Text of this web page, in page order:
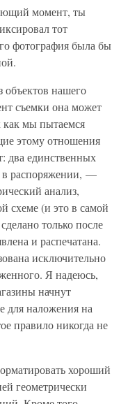
момент, ты
тот
фотография была бы
нашего
съемки она может
как мы пытаемся
этому отношения
два единственных
в распоряжении, —
анализ,
схеме (и это в самой
только после
и распечатана.
исключительно
Я надеюсь,
начнут
для наложения на
правило никогда не
хороший
геометрически